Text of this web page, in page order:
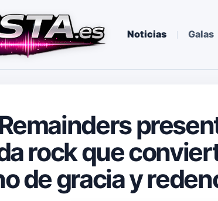
Noticias Galas
rock que
de gracia y